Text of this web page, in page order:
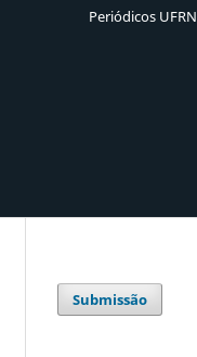
Periódicos UFRN
Submissão